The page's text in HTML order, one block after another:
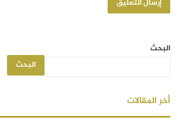
البحث
البحث
أخر المقالات